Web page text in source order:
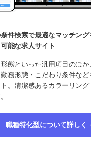
件検索で最適なマッチング
能な求人サイト
態といった汎用項目のほ
勤務形態・こだわり条件な
。清潔感あるカラーリング
職種特化型について詳しく